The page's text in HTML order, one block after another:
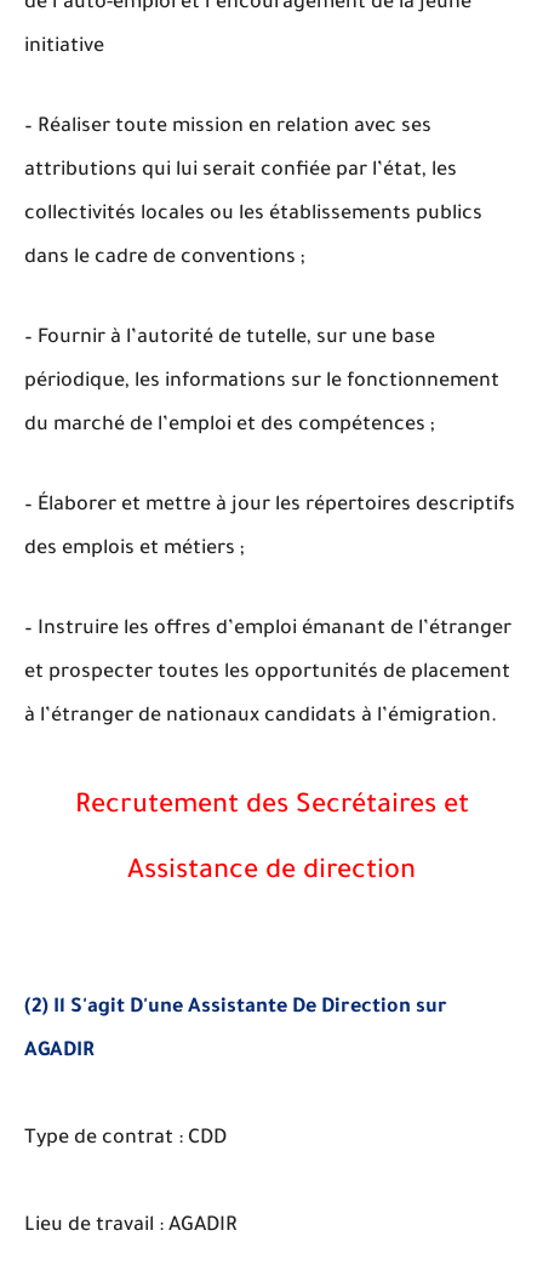
initiative
– Réaliser toute mission en relation avec ses
attributions qui lui serait confiée par l’état, les
collectivités locales ou les établissements publics
dans le cadre de conventions ;
– Fournir à l’autorité de tutelle, sur une base
périodique, les informations sur le fonctionnement
du marché de l’emploi et des compétences ;
– Élaborer et mettre à jour les répertoires descriptifs
des emplois et métiers ;
– Instruire les offres d’emploi émanant de l’étranger
et prospecter toutes les opportunités de placement
à l’étranger de nationaux candidats à l’émigration.
Recrutement des Secrétaires et
Assistance de direction
(2) Il S'agit D'une Assistante De Direction sur
AGADIR
Type de contrat : CDD
Lieu de travail : AGADIR